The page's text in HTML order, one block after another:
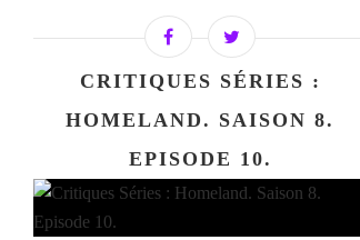
CRITIQUES SÉRIES :
HOMELAND. SAISON 8.
EPISODE 10.